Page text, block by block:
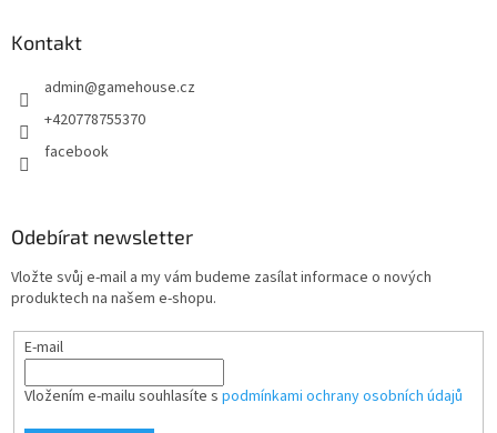
Kontakt
admin@gamehouse.cz
+420778755370
facebook
Odebírat newsletter
Vložte svůj e-mail a my vám budeme zasílat informace o nových
produktech na našem e-shopu.
E-mail
Vložením e-mailu souhlasíte s podmínkami ochrany osobních údajů